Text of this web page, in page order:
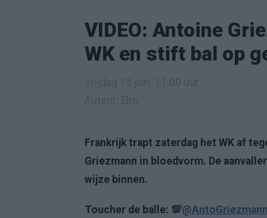
VIDEO: Antoine
WK en stift bal op
Frankrijk trapt zaterdag het WK af
Griezmann in bloedvorm. De
wijze binnen.
Toucher de balle: 💯@AntoGriezmann